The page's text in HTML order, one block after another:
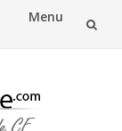
Menu